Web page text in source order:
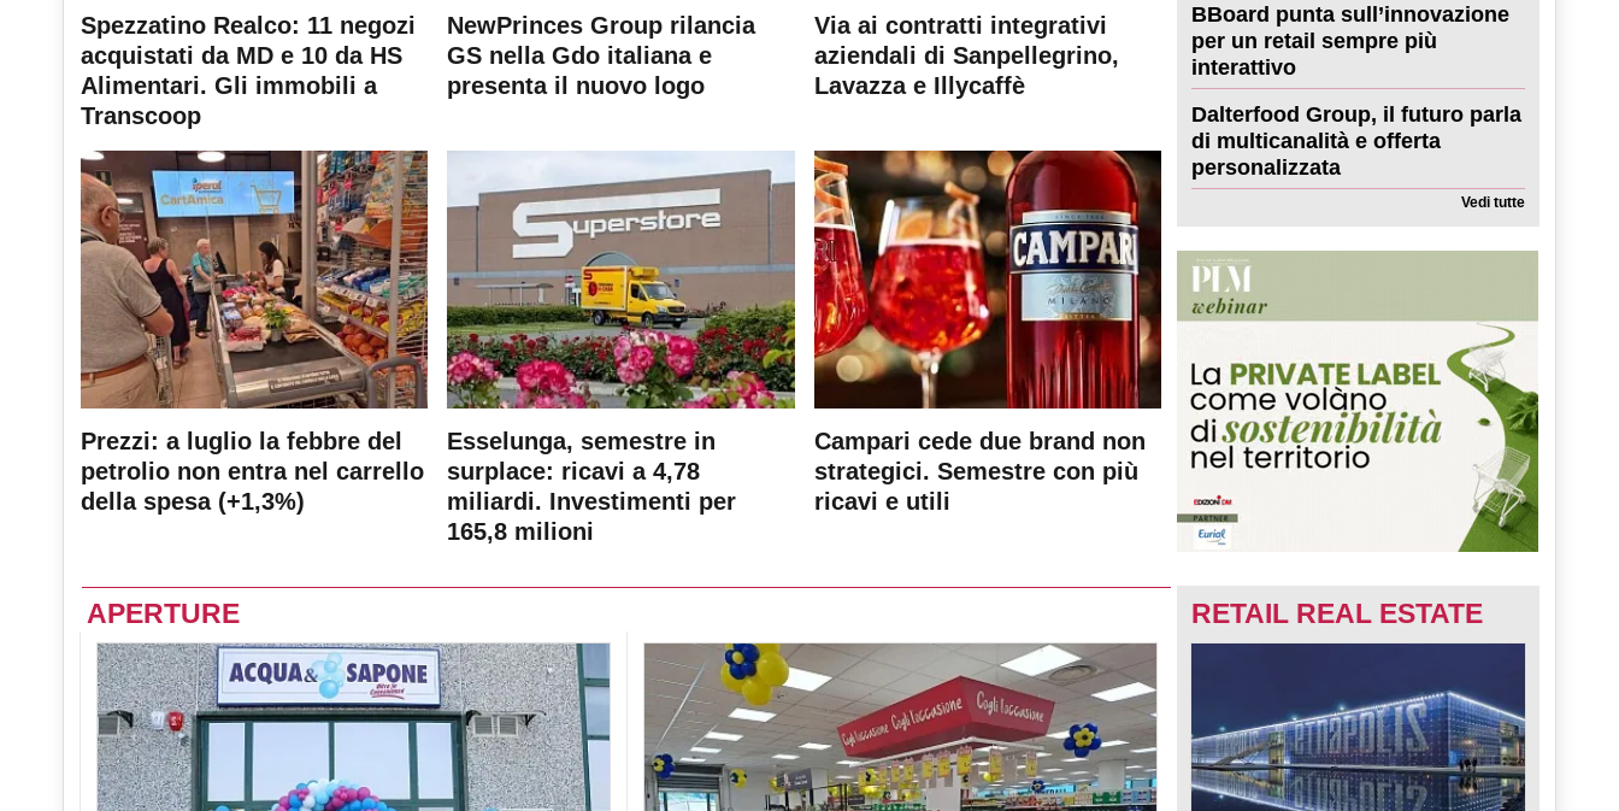
Spezzatino Realco: 11 negozi
acquistati da MD e 10 da HS
Alimentari. Gli immobili a
Transcoop
NewPrinces Group rilancia
GS nella Gdo italiana e
presenta il nuovo logo
Via ai contratti integrativi
aziendali di Sanpellegrino,
Lavazza e Illycaffè
Prezzi: a luglio la febbre del
petrolio non entra nel carrello
della spesa (+1,3%)
Esselunga, semestre in
surplace: ricavi a 4,78
miliardi. Investimenti per
165,8 milioni
Campari cede due brand non
strategici. Semestre con più
ricavi e utili
BBoard punta sull’innovazione
per un retail sempre più
interattivo
Dalterfood Group, il futuro parla
di multicanalità e offerta
personalizzata
Vedi tutte
APERTURE RETAIL REAL ESTATE